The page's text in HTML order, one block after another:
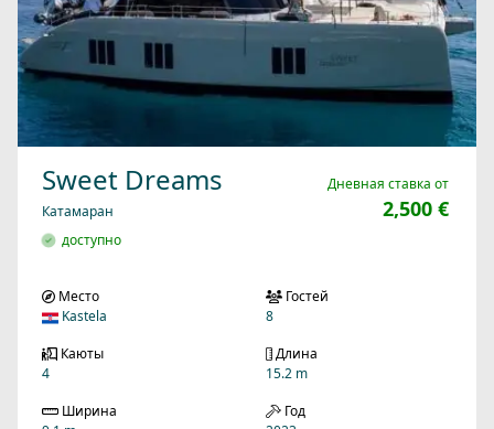
Sweet Dreams
Катамаран
доступно
Дневная ставка от
2,500 €
Место
Kastela
Гостей
8
Каюты
4
Длина
15.2 m
Ширина
Год